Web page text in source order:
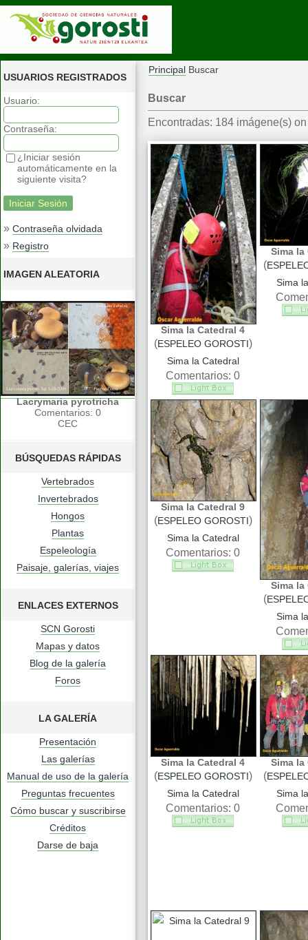
USUARIOS REGISTRADOS
Usuario:
Contraseña:
¿Iniciar sesión
automáticamente en la
siguiente visita?
» Contraseña olvidada
» Registro
IMAGEN ALEATORIA
Lacrymaria pyrotricha
Comentarios: 0
CEC
BÚSQUEDAS RÁPIDAS
Vertebrados
Invertebrados
Hongos
Plantas
Espeleología
Paisaje, galerías, viajes
ENLACES EXTERNOS
SCN Gorosti
Mapas y datos
Blog de la galería
Foros
LA GALERÍA
Presentación
Las galerías
Manual de uso de la galería
Preguntas frecuentes
Cómo buscar y suscribirse
Créditos
Darse de baja
Principal Buscar
Buscar
Encontradas: 184 imágene(s)
Sima la Catedral 4
(ESPELEO GOROSTI)
Sima la Catedral
Comentarios: 0
Sima la
(
Sima
Sima la Catedral 9
(ESPELEO GOROSTI)
Sima la Catedral
Comentarios: 0
Sima la
(
Sima
Sima la Catedral 4
(ESPELEO GOROSTI)
Sima la Catedral
Comentarios: 0
Sima la
(
Sima